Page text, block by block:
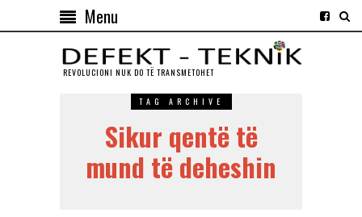
Menu
REVOLUCIONI NUK DO TЁ TRANSMETOHET
TAG ARCHIVE
Sikur qentë të
mund të deheshin